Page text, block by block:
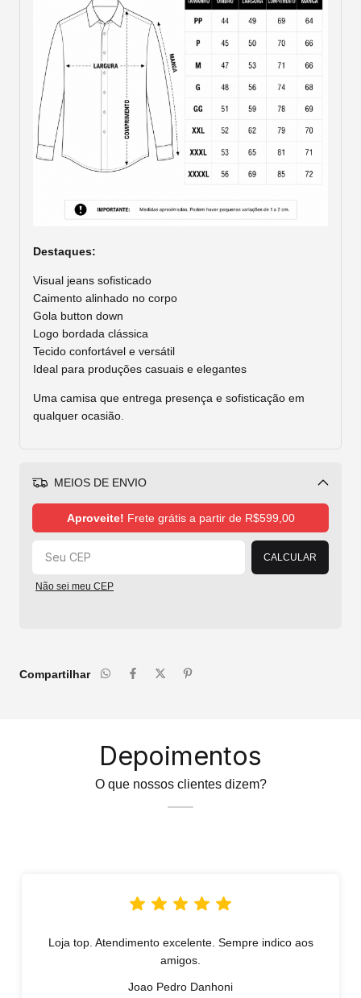
Destaques:
Visual jeans sofisticado
Caimento alinhado no corpo
Gola button down
Logo bordada clássica
Tecido confortável e versátil
Ideal para produções casuais e elegantes
Uma camisa que entrega presença e sofisticação em
qualquer ocasião.
MEIOS DE ENVIO
Aproveite! Frete grátis a partir de R$599,00
CALCULAR
Não sei meu CEP
Compartilhar
Depoimentos
O que nossos clientes dizem?
Loja top. Atendimento excelente. Sempre indico aos
amigos.
Joao Pedro Danhoni